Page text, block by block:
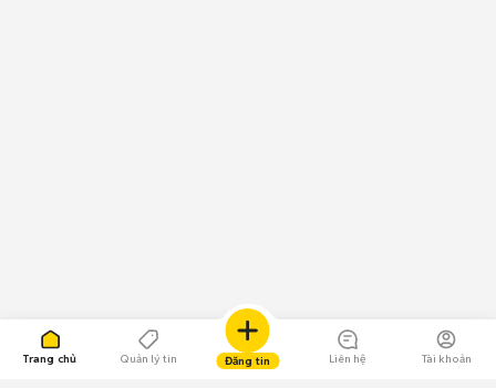
Trang chủ Quản lý tin Đăng tin Liên hệ Tài khoản